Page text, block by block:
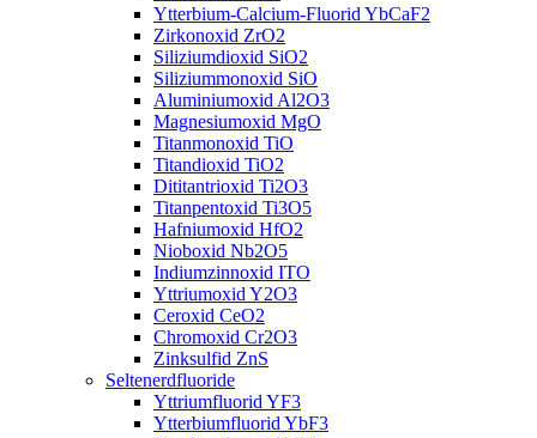
Ytterbium-Calcium-Fluorid YbCaF2
Zirkonoxid ZrO2
Siliziumdioxid SiO2
Siliziummonoxid SiO
Aluminiumoxid Al2O3
Magnesiumoxid MgO
Titanmonoxid TiO
Titandioxid TiO2
Dititantrioxid Ti2O3
Titanpentoxid Ti3O5
Hafniumoxid HfO2
Nioboxid Nb2O5
Indiumzinnoxid ITO
Yttriumoxid Y2O3
Ceroxid CeO2
Chromoxid Cr2O3
Zinksulfid ZnS
Seltenerdfluoride
Yttriumfluorid YF3
Ytterbiumfluorid YbF3